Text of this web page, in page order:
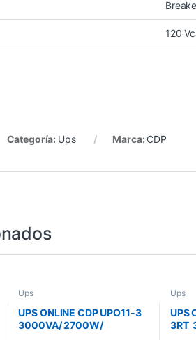
120
Categoría: Ups Marca: CDP
Ups
UPS ONLINE CDP UPO11-3
3000VA/ 2700W/
Ups
UPS
3RT